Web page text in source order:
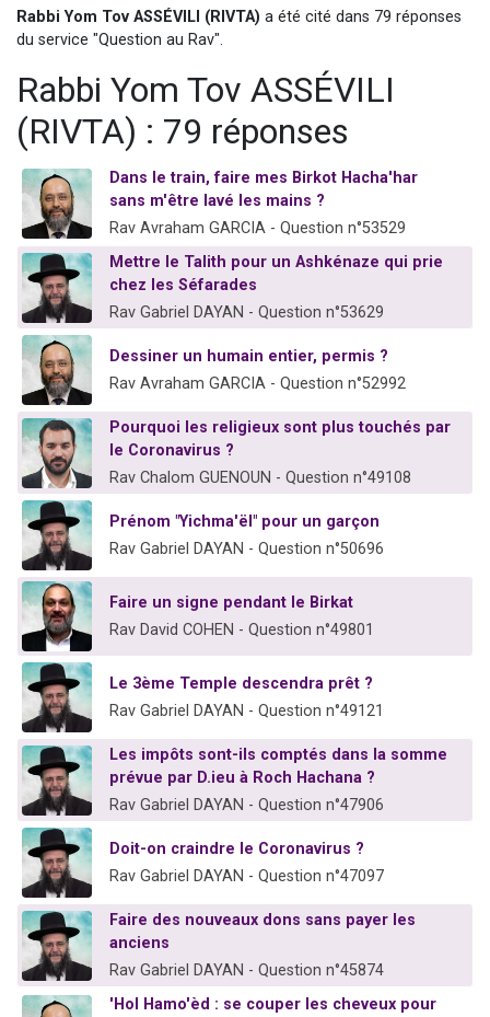
13 personnes viennent de demander une bénédiction
Il reste 49 places pour étudier en groupe sur Zoom
12 nouvelles musiques dans Torah-Box Music
Rabbi Yom Tov ASSÉVILI (RIVTA) a été cité dans 79 réponses
du service "Question au Rav".
Rabbi Yom Tov ASSÉVILI
(RIVTA) : 79 réponses
Dans le train, faire mes Birkot Hacha'har
sans m'être lavé les mains ?
Rav Avraham GARCIA - Question n°53529
Mettre le Talith pour un Ashkénaze qui prie
chez les Séfarades
Rav Gabriel DAYAN - Question n°53629
Dessiner un humain entier, permis ?
Rav Avraham GARCIA - Question n°52992
Pourquoi les religieux sont plus touchés par
le Coronavirus ?
Rav Chalom GUENOUN - Question n°49108
Prénom "Yichma'ël" pour un garçon
Rav Gabriel DAYAN - Question n°50696
Faire un signe pendant le Birkat
Rav David COHEN - Question n°49801
Le 3ème Temple descendra prêt ?
Rav Gabriel DAYAN - Question n°49121
Les impôts sont-ils comptés dans la somme
prévue par D.ieu à Roch Hachana ?
Rav Gabriel DAYAN - Question n°47906
Doit-on craindre le Coronavirus ?
Rav Gabriel DAYAN - Question n°47097
Faire des nouveaux dons sans payer les
anciens
Rav Gabriel DAYAN - Question n°45874
'Hol Hamo'èd : se couper les cheveux pour